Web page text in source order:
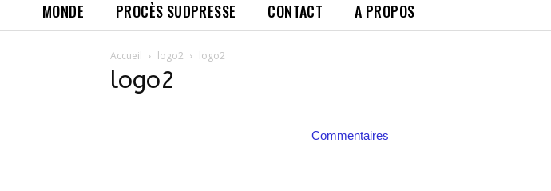
MONDE PROCÈS SUDPRESSE CONTACT A PROPOS
Accueil logo2 logo2
logo2
Commentaires